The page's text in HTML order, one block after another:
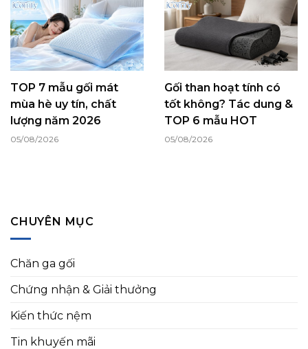
TOP 7 mẫu gối mát
mùa hè uy tín, chất
lượng năm 2026
05/08/2026
Gối than hoạt tính có
tốt không? Tác dung &
TOP 6 mẫu HOT
05/08/2026
CHUYÊN MỤC
Chăn ga gối
Chứng nhận & Giải thưởng
Kiến thức nệm
Tin khuyến mãi